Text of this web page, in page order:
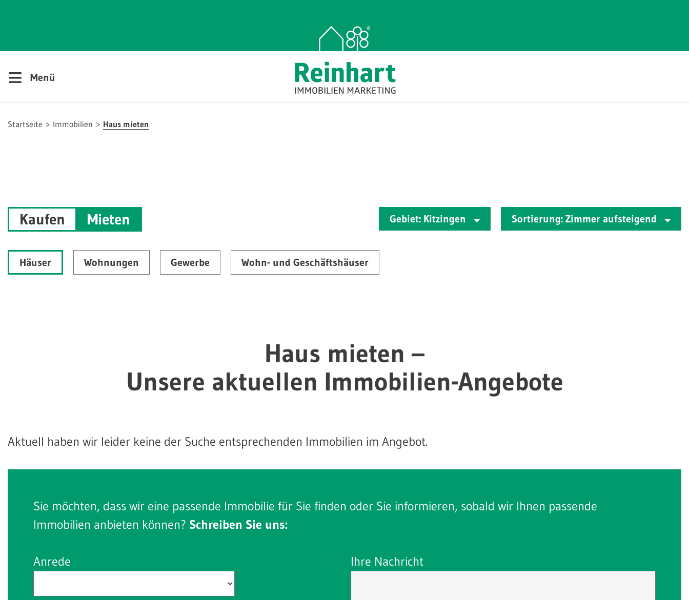
≡ Menü
Startseite Immobilien Haus mieten
Kaufen Mieten Sortierung: Zimmer aufsteigend
Gebiet: Kitzingen
Häuser Wohnungen Gewerbe Wohn- und Geschäftshäuser
Haus mieten –
Unsere aktuellen Immobilien-Angebote
Aktuell haben wir leider keine der Suche entsprechenden Immobilien im Angebot.
Sie möchten, dass wir eine passende Immobilie für Sie finden oder Sie informieren, sobald wir Ihnen passende
Immobilien anbieten können? Schreiben Sie uns:
Anrede Ihre Nachricht